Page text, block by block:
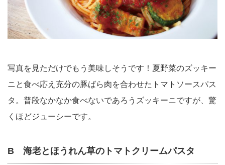
写真を見ただけでもう美味しそうです！夏野菜のズッキー
ニと食べ応え充分の豚ばら肉を合わせたトマトソースパス
タ。普段なかなか食べないであろうズッキーニですが、驚
くほどジューシーです。
B 海老とほうれん草のトマトクリームパスタ